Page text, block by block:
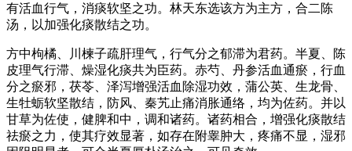
有活血行气，消痰软坚之功。林天东选该方为主方，合二陈
汤，以加强化痰散结之功。
方中枸橘、川楝子疏肝理气，行气分之郁滞为君药。半夏、陈
皮理气行滞、燥湿化痰共为臣药。赤芍、丹参活血通瘀，行血
分之瘀邪，茯苓、泽泻增强活血除湿功效，蒲公英、生龙骨、
生牡蛎软坚散结，防风、秦艽止痛消胀通络，均为佐药。并以
甘草为佐使，健脾和中，调和诸药。诸药相合，增强化痰散结
祛瘀之力，使其疗效显著，如存在附睾肿大，疼痛不显，湿邪